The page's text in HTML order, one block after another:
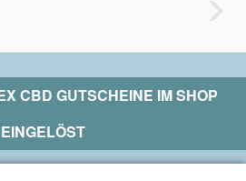
CBD GUTSCHEINE IM SHOP
EINGELÖST